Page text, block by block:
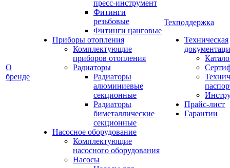
О
бренде
пресс-инструмент
Фитинги
резьбовые
Фитинги цанговые
Приборы отопления
Комплектующие
приборов отопления
Радиаторы
Радиаторы
алюминиевые
секционные
Радиаторы
биметаллические
секционные
Насосное оборудование
Комплектующие
насосного оборудования
Насосы
Техподдержка
Техническая
Прайс-лист
Гарантии